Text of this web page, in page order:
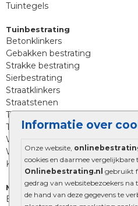
Informatie over
Onze website,
cookies en daarmee vergelijkbare
Onlinebestrating.nl gebruikt
gedrag van websitebezoekers na
de hand van deze gegevens te
Tuintegels
Tuinbestrating
Betonklinkers
Gebakken bestrating
Strakke bestrating
Sierbestrating
Straatklinkers
Straatstenen
Trommelstenen
Tuinstenen
Waalformaat
Wildverband bestrating
Kingstones
Muurelementen
Betonbielzen